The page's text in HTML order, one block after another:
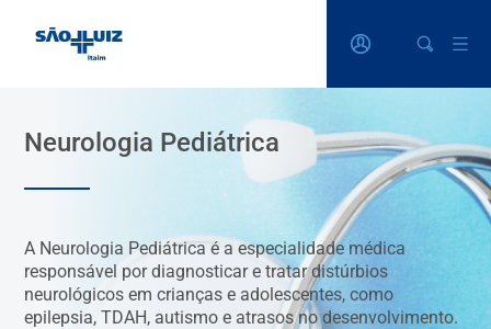
Neurologia Pediátrica
A Neurologia Pediátrica é a especialidade médica
responsável por diagnosticar e tratar distúrbios
neurológicos em crianças e adolescentes, como
epilepsia, TDAH, autismo e atrasos no desenvolvimento.